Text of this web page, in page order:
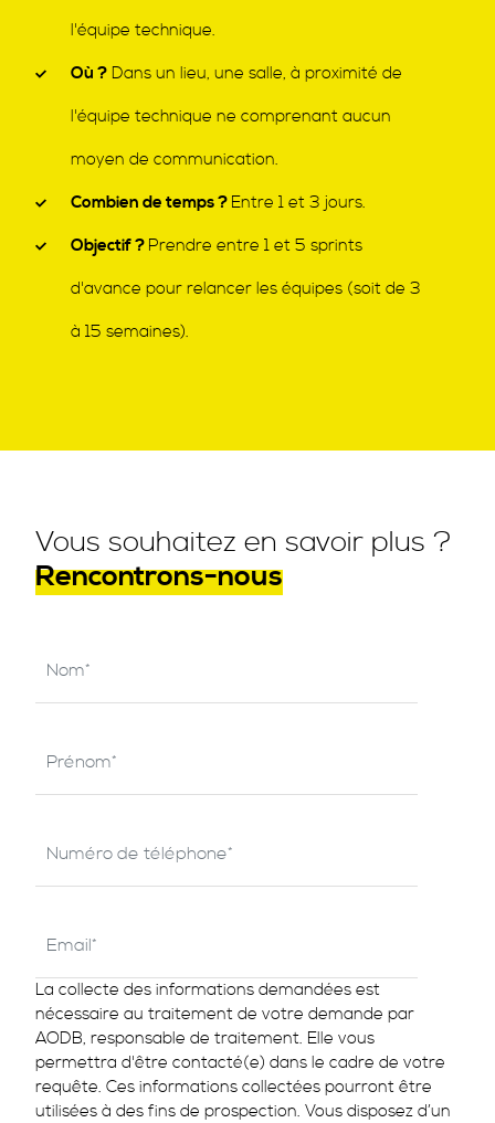
l'équipe technique.
Où ?Dans un lieu, une salle, à proximité de
l'équipe technique ne comprenant aucun
moyen de communication.
Combien de temps ? Entre 1 et 3 jours.
Objectif ? Prendre entre 1 et 5 sprints
d'avance pour relancer les équipes (soit de 3
à 15 semaines).
Vous souhaitez en savoir plus ?
Rencontrons-nous
La collecte des informations demandées est
nécessaire au traitement de votre demande par
AODB, responsable de traitement. Elle vous
permettra d'être contacté(e) dans le cadre de votre
requête. Ces informations collectées pourront être
utilisées à des fins de prospection. Vous disposez d’un